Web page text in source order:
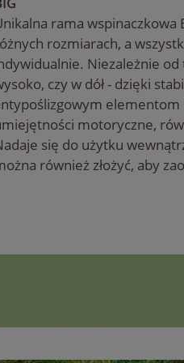
rama wspinaczkowa
rozmiarach, a
Niezależnie od
czy w dół - dzięki
motoryczne,
się do użytku
również złożyć, aby